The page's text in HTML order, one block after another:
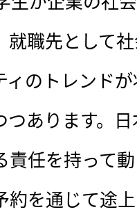
就職先として
ィのトレンド
つあります。
責任を持って
約を通じて途